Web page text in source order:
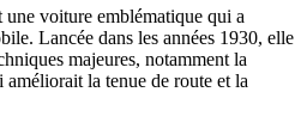
voiture emblématique qui a
Lancée dans les années 1930, elle
majeures, notamment la
la tenue de route et la